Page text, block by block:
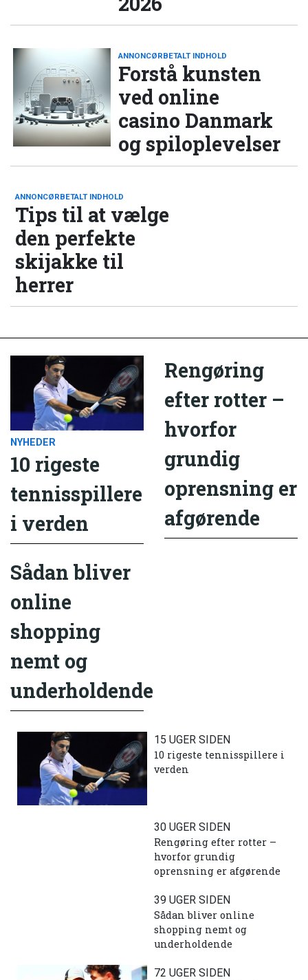
ANNONCØRBETALT INDHOLD
Forstå kunsten
ved online
casino Danmark
og spiloplevelser
ANNONCØRBETALT INDHOLD
Tips til at vælge
den perfekte
skijakke til
herrer
NYHEDER
10 rigeste
tennisspillere
i verden
Rengøring
efter rotter –
hvorfor
grundig
oprensning er
afgørende
Sådan bliver
online
shopping
nemt og
underholdende
15 UGER SIDEN
10 rigeste tennisspillere i
verden
30 UGER SIDEN
Rengøring efter rotter –
hvorfor grundig
oprensning er afgørende
39 UGER SIDEN
Sådan bliver online
shopping nemt og
underholdende
72 UGER SIDEN